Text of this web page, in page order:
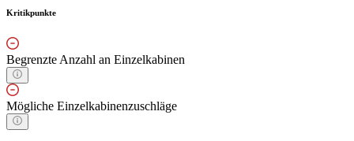
Kritikpunkte
Begrenzte Anzahl an Einzelkabinen
Mögliche Einzelkabinenzuschläge